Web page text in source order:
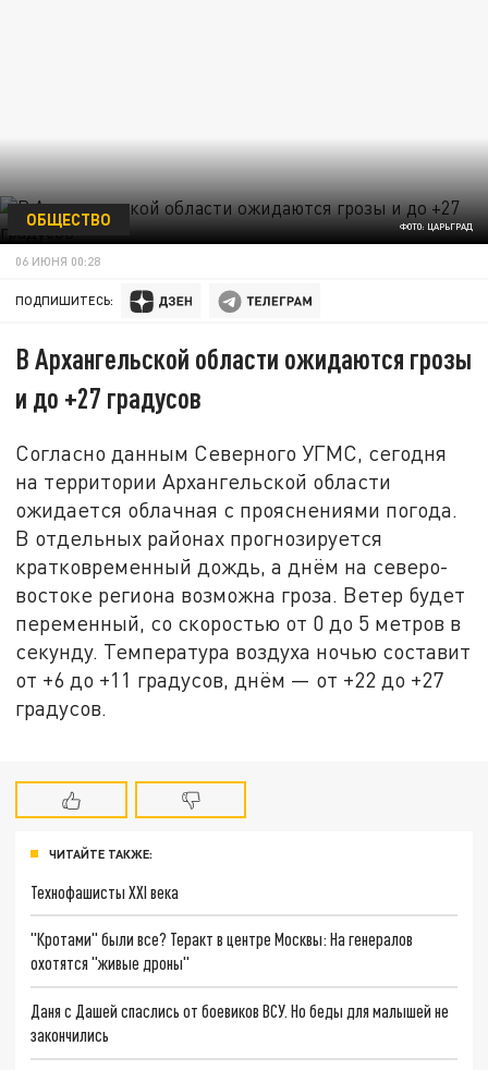
ФОТО: ЦАРЬГРАД
ОБЩЕСТВО
06 ИЮНЯ 00:28
ПОДПИШИТЕСЬ:
В Архангельской области ожидаются грозы
и до +27 градусов
Согласно данным Северного УГМС, сегодня
на территории Архангельской области
ожидается облачная с прояснениями погода.
В отдельных районах прогнозируется
кратковременный дождь, а днём на северо-
востоке региона возможна гроза. Ветер будет
переменный, со скоростью от 0 до 5 метров в
секунду. Температура воздуха ночью составит
от +6 до +11 градусов, днём — от +22 до +27
градусов.
ЧИТАЙТЕ ТАКЖЕ:
Технофашисты XXI века
"Кротами" были все? Теракт в центре Москвы: На генералов
охотятся "живые дроны"
Даня с Дашей спаслись от боевиков ВСУ. Но беды для малышей не
закончились